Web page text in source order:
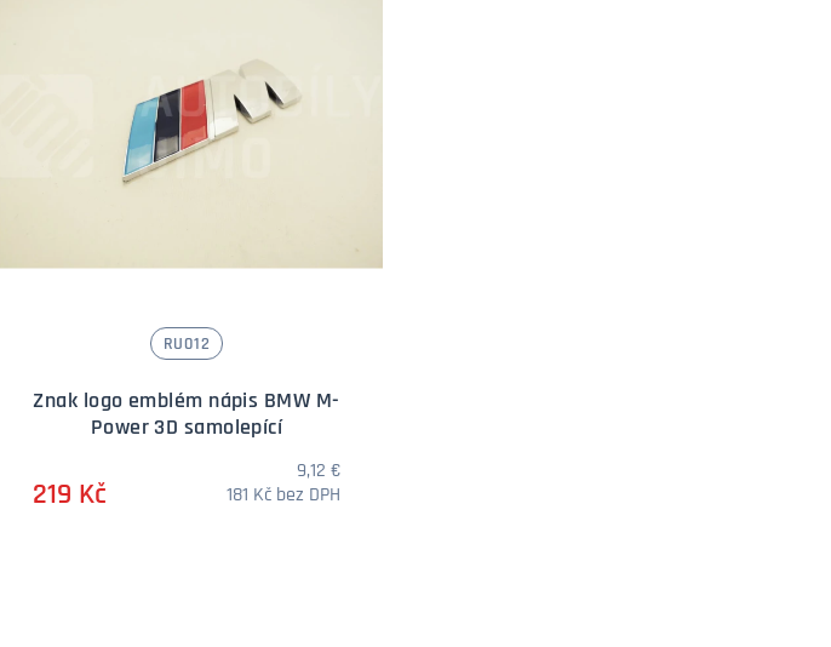
RU012
Znak logo emblém nápis BMW M-
Power 3D samolepící
219 Kč
9,12 €
181 Kč bez DPH